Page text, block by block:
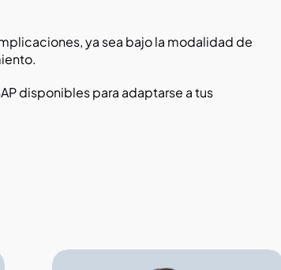
ya sea bajo la modalidad de
disponibles para adaptarse a tus